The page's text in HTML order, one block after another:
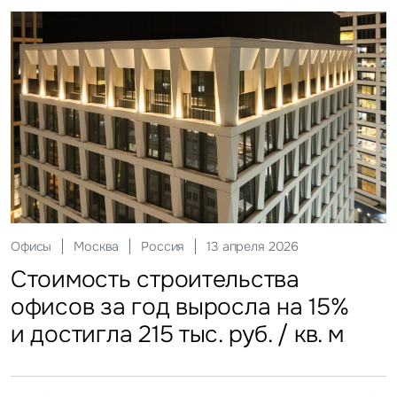
Офисы Москва Россия 13 апреля 2026
Стоимость строительства
офисов за год выросла на 15%
и достигла 215 тыс. руб. / кв. м
Склады Москва Россия 12 мая 2026
Стоимость строительства
складских объектов практически
остановила рост
Ритейл Москва Россия 20 июля 2026
Более трети россиян
еженедельно покупают готовую
еду
Гостиницы Москва Россия 27 июля 2026
Столичные отели стали
доступнее
Инвестиции Москва Россия 29 мая 2026
ЗПИФы недвижимости
замедлили темп